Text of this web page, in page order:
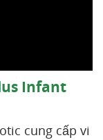
Infant
cung cấp vi